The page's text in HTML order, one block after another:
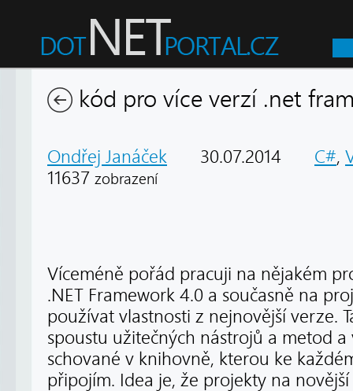
kód pro více verzí .net
Ondřej Janáček 30.07.2014 C#,
11637 zobrazení
Víceméně pořád pracuji na nějakém
.NET Framework 4.0 a současně na
používat vlastnosti z nejnovější verze.
spoustu užitečných nástrojů a metod
schované v knihovně, kterou ke
připojím. Idea je, že projekty na